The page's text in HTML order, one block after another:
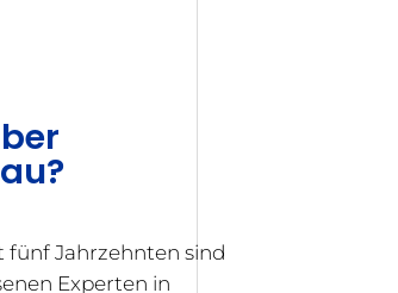
fünf Jahrzehnten sind
Experten in